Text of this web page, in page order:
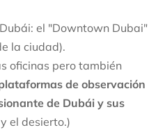
el "Downtown Dubai"
la ciudad).
oficinas pero también
de observación
de Dubái y sus
el desierto.)